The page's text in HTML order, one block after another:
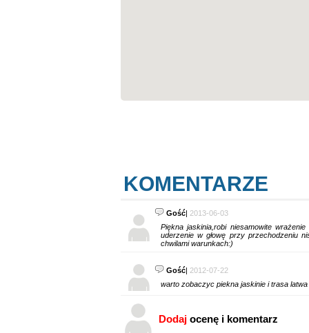
KOMENTARZE
Gość| 2013-06-03
Piękna jaskinia,robi niesamowite
uderzenie w głowę przy przechodzeniu
chwilami warunkach:)
Gość| 2012-07-22
warto zobaczyc piekna jaskinie i trasa
Dodaj ocenę i komentarz